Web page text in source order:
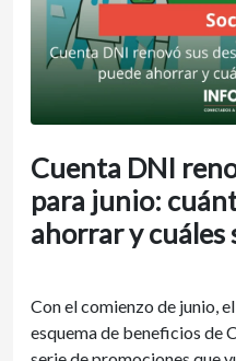
Cuenta DNI
para junio:
ahorrar y cuáles
Con el comienzo de junio,
esquema de beneficios de